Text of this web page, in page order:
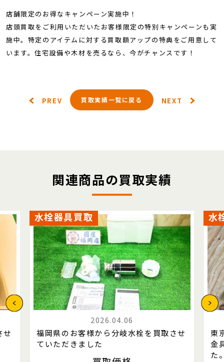
店舗限定のお得なキャンペーン実施中！
店頭買取をご利用いただいたお客様限定の特別キャンペーンも実
施中。特定のアイテムに対する買取額アップの特典をご用意して
います。住宅設備や木材を売るなら、今がチャンスです！
PREV 買取実績一覧に戻る NEXT
関連商品の買取実績
せ
水栓器具買取
2026.04.06
福岡県のお客様から分岐水栓を買取させ
ていただきました
水
東
金
た